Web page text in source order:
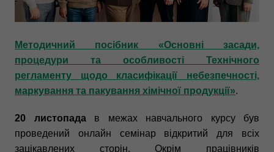
Методичний посібник «Основні засади,
процедури та особливості Технічного
регламенту щодо класифікації небезпечності,
маркування та пакування хімічної продукції».
20 листопадав межах навчального курсу був
проведений онлайн семінар відкритий для всіх
зацікавлених сторін. Окрім працівників